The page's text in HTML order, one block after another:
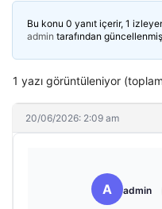
Bu konu 0 yanıt içerir, 1
admin tarafından
1 yazı görüntüleniyor
20/06/2026: 2:09 am
A admin